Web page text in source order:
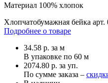
Материал 100% хлопок
Хлопчатобумажная бейка арт.
Подробнее о товаре
34.58 р. за м
В упаковке по 60 м
2074.80 р. за уп.
По сумме заказа –